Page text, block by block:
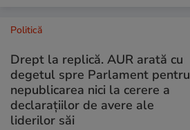
Politică
Drept la replică. AUR arată cu
degetul spre Parlament pentru
nepublicarea nici la cerere a
declarațiilor de avere ale
liderilor săi